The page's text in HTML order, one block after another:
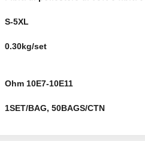
S-5XL
0.30kg/set
Ohm 10E7-10E11
1SET/BAG, 50BAGS/CTN